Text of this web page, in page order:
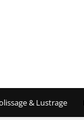
& Lustrage